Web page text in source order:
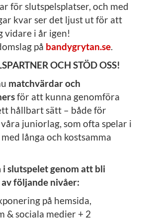
för slutspelsplatser, och med
kvar ser det ljust ut för att
vidare i år igen!
på bandygrytan.se.
OCH STÖD OSS!
matchvärdar och
för att kunna genomföra
hållbart sätt – både för
juniorlag, som ofta spelar i
långa och kostsamma
i slutspelet genom att bli
följande nivåer:
på hemsida,
& sociala medier + 2